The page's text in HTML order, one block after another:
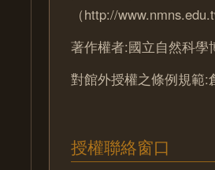
（http://
著作權者:國立自然科學
對館外授權之條例規範
授權聯絡窗口